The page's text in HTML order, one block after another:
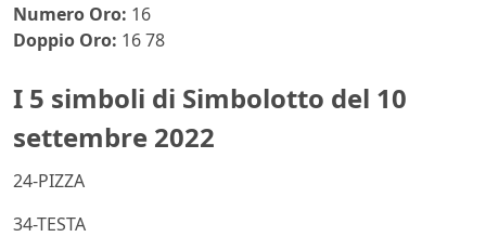
Numero Oro: 16
Doppio Oro: 16 78
I 5 simboli di Simbolotto del 10
settembre 2022
24-PIZZA
34-TESTA